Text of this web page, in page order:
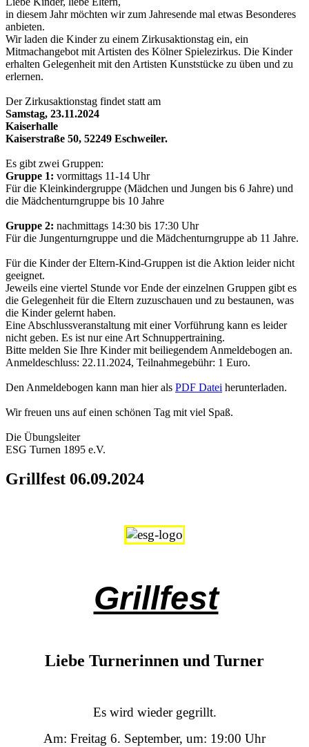
in diesem Jahr möchten wir zum Jahresende mal etwas Besonderes
anbieten.
Wir laden die Kinder zu einem Zirkusaktionstag ein, ein
Mitmachangebot mit Artisten des Kölner Spielezirkus. Die Kinder
erhalten Gelegenheit mit den Artisten Kunststücke zu üben und zu
erlernen.
Der Zirkusaktionstag findet statt am
Samstag, 23.11.2024
Kaiserhalle
Kaiserstraße 50, 52249 Eschweiler.
Es gibt zwei Gruppen:
Gruppe 1: vormittags 11-14 Uhr
Für die Kleinkindergruppe (Mädchen und Jungen bis 6 Jahre) und
die Mädchenturngruppe bis 10 Jahre
Gruppe 2: nachmittags 14:30 bis 17:30 Uhr
Für die Jungenturngruppe und die Mädchenturngruppe ab 11 Jahre.
Für die Kinder der Eltern-Kind-Gruppen ist die Aktion leider nicht
geeignet.
Jeweils eine viertel Stunde vor Ende der einzelnen Gruppen gibt es
die Gelegenheit für die Eltern zuzuschauen und zu bestaunen, was
die Kinder gelernt haben.
Eine Abschlussveranstaltung mit einer Vorführung kann es leider
nicht geben. Es ist nur eine Art Schnuppertraining.
Bitte melden Sie Ihre Kinder mit beiliegendem Anmeldebogen an.
Anmeldeschluss: 22.11.2024, Teilnahmegebühr: 1 Euro.
Den Anmeldebogen kann man hier als PDF Datei herunterladen.
Wir freuen uns auf einen schönen Tag mit viel Spaß.
Die Übungsleiter
ESG Turnen 1895 e.V.
Grillfest 06.09.2024
Grillfest
Liebe Turnerinnen und Turner
Es wird wieder gegrillt.
Am: Freitag 6. September, um: 19:00 Uhr